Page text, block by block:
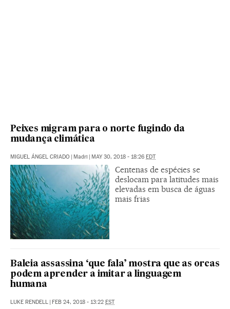
Peixes migram para o norte fugindo da
mudança climática
MIGUEL ÁNGEL CRIADO | Madri | MAY 30, 2018 - 18:26 EDT
Centenas de espécies se
deslocam para latitudes mais
elevadas em busca de águas
mais frias
Baleia assassina ‘que fala’ mostra que as orcas
podem aprender a imitar a linguagem
humana
LUKE RENDELL | FEB 24, 2018 - 13:22 EST